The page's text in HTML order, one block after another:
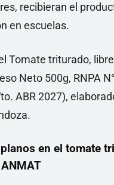
recibieran el
en escuelas.
Tomate triturado,
Neto 500g, RNPA
ABR 2027),
en el tomate